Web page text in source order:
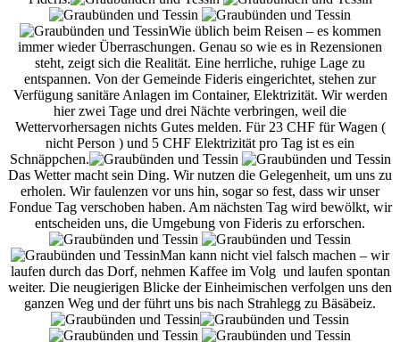
Wie üblich beim Reisen – es kommen
immer wieder Überraschungen. Genau so wie es in Rezensionen
steht, zeigt sich die Realität. Eine herrliche, ruhige Lage zu
entspannen. Von der Gemeinde Fideris eingerichtet, stehen zur
Verfügung sanitäre Anlagen im Container, Elektrizität. Wir werden
hier zwei Tage und drei Nächte verbringen, weil die
Wettervorhersagen nichts Gutes melden. Für 23 CHF für Wagen (
nicht Person ) und 5 CHF Elektrizität pro Tag ist es ein
Schnäppchen.
Das Wetter macht sein Ding. Wir nutzen die Gelegenheit, um uns zu
erholen. Wir faulenzen vor uns hin, sogar so fest, dass wir unser
Fondue Tag verschoben haben. Am nächsten Tag wird bewölkt, wir
entscheiden uns, die Umgebung von Fideris zu erforschen.
Man kann nicht viel falsch machen – wir
laufen durch das Dorf, nehmen Kaffee im Volg und laufen spontan
weiter. Die neugierigen Blicke der Einheimischen verfolgen uns den
ganzen Weg und der führt uns bis nach Strahlegg zu Bäsäbeiz.